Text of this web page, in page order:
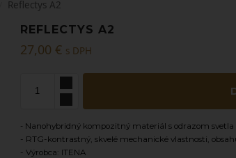
Reflectys A2
REFLECTYS A2
27,00 € s DPH
- Nanohybridný kompozitný materiál s odrazom svetla
- RTG-kontrastný, skvelé mechanické vlastnosti,
- Výrobca: ITENA